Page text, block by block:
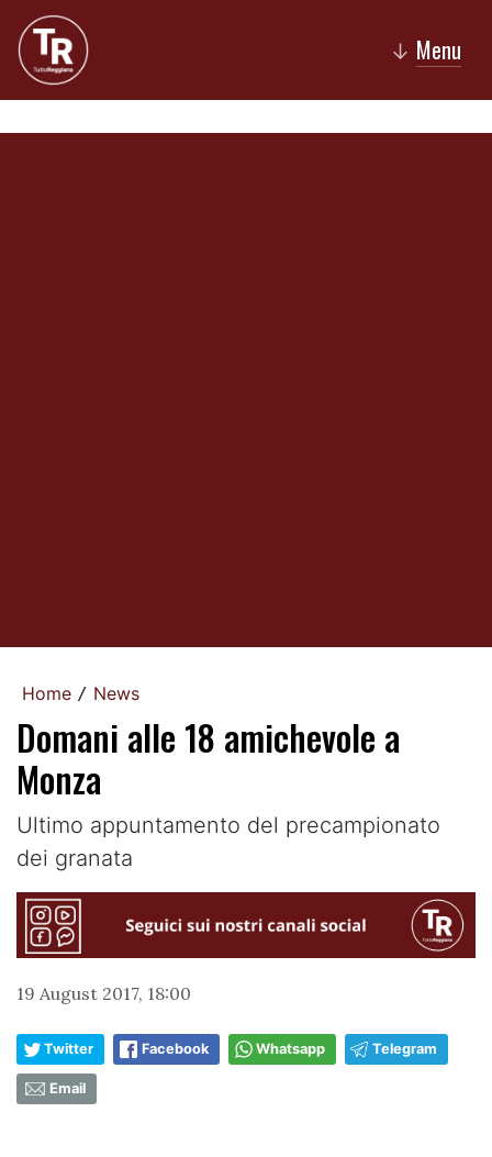
↓ Menu
Home / News
Domani alle 18 amichevole a
Monza
Ultimo appuntamento del precampionato
dei granata
19 August 2017, 18:00
Twitter Facebook Whatsapp Telegram
Email